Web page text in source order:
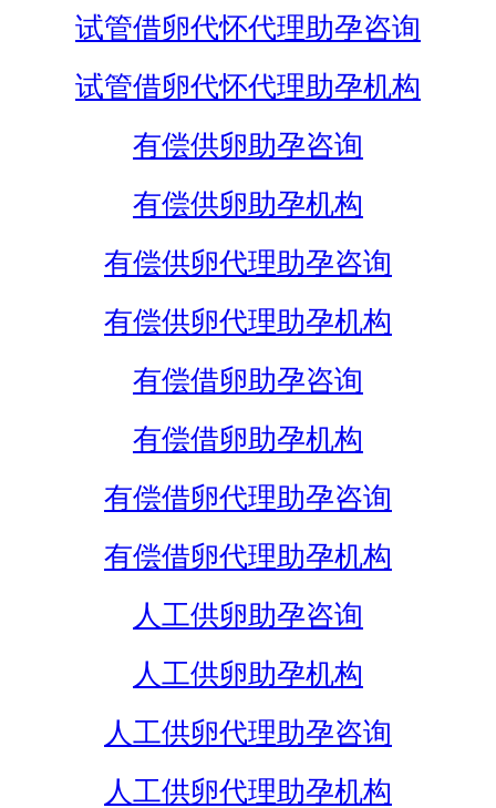
试管借卵代怀代理助孕咨询
试管借卵代怀代理助孕机构
有偿供卵助孕咨询
有偿供卵助孕机构
有偿供卵代理助孕咨询
有偿供卵代理助孕机构
有偿借卵助孕咨询
有偿借卵助孕机构
有偿借卵代理助孕咨询
有偿借卵代理助孕机构
人工供卵助孕咨询
人工供卵助孕机构
人工供卵代理助孕咨询
人工供卵代理助孕机构